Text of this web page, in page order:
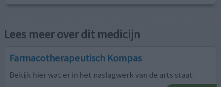
Lees meer over dit medicijn
Farmacotherapeutisch Kompas
Bekijk hier wat er in het naslagwerk van de arts staat